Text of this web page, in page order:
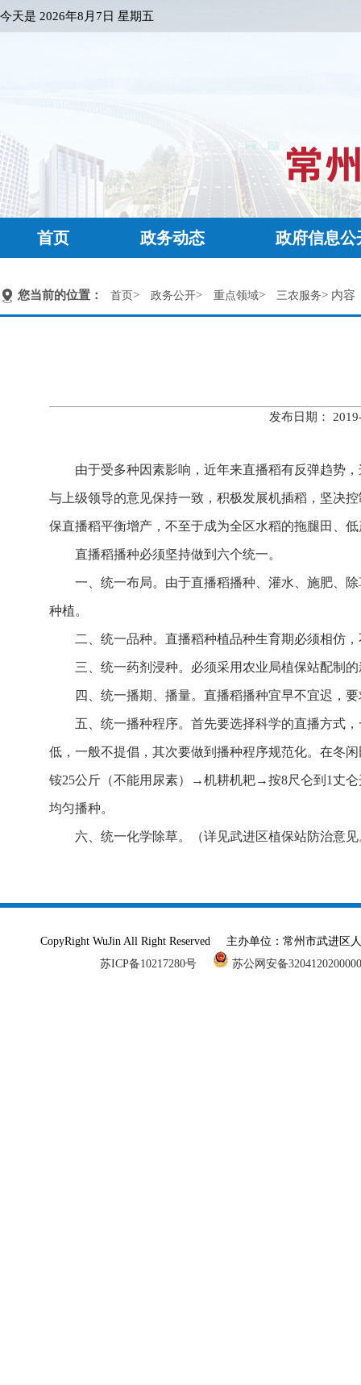
今天是 2026年8月7日 星期五
首页 政务动态 政府信息公
您当前的位置： 首页> 政务公开> 重点领域> 三农服务> 内容
发布日期：
由于受多种因素影响，近年来直播稻有反弹趋势
与上级领导的意见保持一致，积极发展机插稻，坚决
保直播稻平衡增产，不至于成为全区水稻的拖腿田、
直播稻播种必须坚持做到六个统一。
一、统一布局。由于直播稻播种、灌水、施肥、
种植。
二、统一品种。直播稻种植品种生育期必须相仿
三、统一药剂浸种。必须采用农业局植保站配制
四、统一播期、播量。直播稻播种宜早不宜迟，
五、统一播种程序。首先要选择科学的直播方式
低，一般不提倡，其次要做到播种程序规范化。在冬
铵25公斤（不能用尿素）→机耕机耙→按8尺仑到1丈
均匀播种。
六、统一化学除草。（详见武进区植保站防治意
CopyRight WuJin All Right Reserved 主办单位：常州市武进
苏ICP备10217280号
苏公网安备